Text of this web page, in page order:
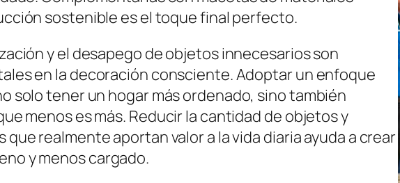
sostenible es el toque final perfecto.
y el desapego de objetos innecesarios son
en la decoración consciente. Adoptar un enfoque
solo tener un hogar más ordenado, sino también
menos es más. Reducir la cantidad de objetos y
realmente aportan valor a la vida diaria ayuda a crear
y menos cargado.